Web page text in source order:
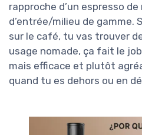
rapproche d’un espresso
d’entrée/milieu de gamme.
sur le café, tu vas trouver
usage nomade, ça fait le
mais efficace et plutôt
quand tu es dehors ou en